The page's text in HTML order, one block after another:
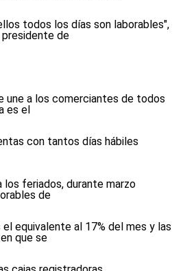
todos los días son laborables",
de
une a los comerciantes de todos
es el
con tantos días hábiles
los feriados, durante marzo
de
equivalente al 17% del mes y las
que se